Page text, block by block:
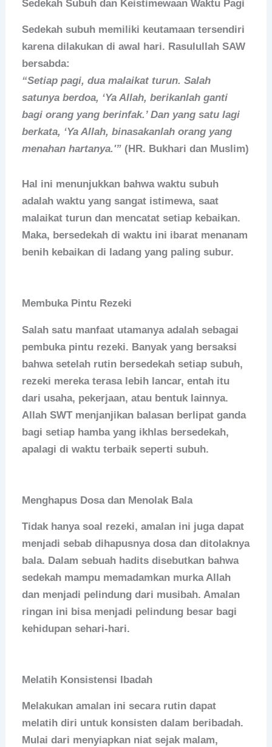
Sedekah Subuh dan Keistimewaan Waktu Pagi
Sedekah subuh memiliki keutamaan tersendiri
karena dilakukan di awal hari. Rasulullah SAW
bersabda:
“Setiap pagi, dua malaikat turun. Salah
satunya berdoa, ‘Ya Allah, berikanlah ganti
bagi orang yang berinfak.’ Dan yang satu lagi
berkata, ‘Ya Allah, binasakanlah orang yang
menahan hartanya.'” (HR. Bukhari dan Muslim)
Hal ini menunjukkan bahwa waktu subuh
adalah waktu yang sangat istimewa, saat
malaikat turun dan mencatat setiap kebaikan.
Maka, bersedekah di waktu ini ibarat menanam
benih kebaikan di ladang yang paling subur.
Membuka Pintu Rezeki
Salah satu manfaat utamanya adalah sebagai
pembuka pintu rezeki. Banyak yang bersaksi
bahwa setelah rutin bersedekah setiap subuh,
rezeki mereka terasa lebih lancar, entah itu
dari usaha, pekerjaan, atau bentuk lainnya.
Allah SWT menjanjikan balasan berlipat ganda
bagi setiap hamba yang ikhlas bersedekah,
apalagi di waktu terbaik seperti subuh.
Menghapus Dosa dan Menolak Bala
Tidak hanya soal rezeki, amalan ini juga dapat
menjadi sebab dihapusnya dosa dan ditolaknya
bala. Dalam sebuah hadits disebutkan bahwa
sedekah mampu memadamkan murka Allah
dan menjadi pelindung dari musibah. Amalan
ringan ini bisa menjadi pelindung besar bagi
kehidupan sehari-hari.
Melatih Konsistensi Ibadah
Melakukan amalan ini secara rutin dapat
melatih diri untuk konsisten dalam beribadah.
Mulai dari menyiapkan niat sejak malam,